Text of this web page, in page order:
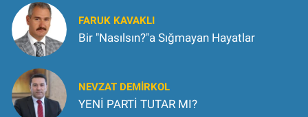
FARUK KAVAKLI
Bir "Nasılsın?"a Sığmayan Hayatlar
NEVZAT DEMIRKOL
YENİ PARTİ TUTAR MI?